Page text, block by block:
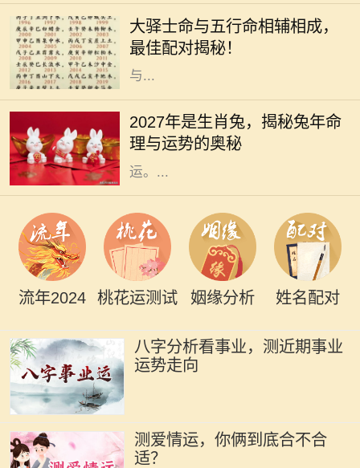
大驿士命与五行命相辅相成，
最佳配对揭秘！
系和配合极为重要。大驿士命是一种
独特的命格，它以其强烈的适应能力
和创新精神而著称。然而，只有当它
与...
2027年是生肖兔，揭秘兔年命
理与运势的奥秘
2027年即将到来，而在这一年里，生
肖兔将再次成为人们关注的焦点。兔
年象征着温和、机灵、祥和的特质，
许多人都希望能够在兔年中收获好
运。...
流年2024 桃花运测试 姻缘分析 姓名配对
八字分析看事业，测近期事业
运势走向
测爱情运，你俩到底合不合
适？